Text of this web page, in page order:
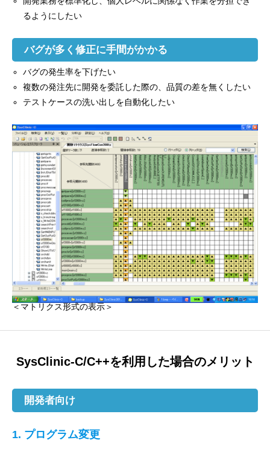
るようにしたい
バグが多く修正に手間がかかる
バグの発生率を下げたい
複数の発注先に開発を委託した際の、品質の差を無くしたい
テストケースの洗い出しを自動化したい
＜マトリクス形式の表示＞
SysClinic-C/C++を利用した場合のメリット
開発者向け
1. プログラム変更